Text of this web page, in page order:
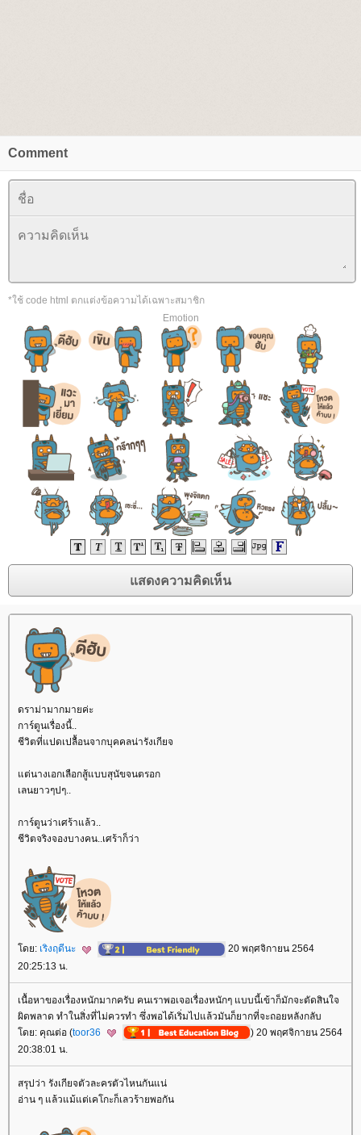
Comment
*ใช้ code html ตกแต่งข้อความได้เฉพาะสมาชิก
Emotion
ดราม่ามากมายค่ะ
การ์ตูนเรื่องนี้..
ชีวิตที่แปดเปลื้อนจากบุคคลน่ารังเกียจ
ต่นางเอกเลือกสู้แบบสุนัขจนตรอก
เลนยาวๆปๆ..
การ์ตูนว่าเศร้าแล้ว..
ชีวิตจริงจองบางคน..เศร้าก็ว่า
ดย: เริงฤดีนะ
20 พฤศจิกายน 2564
20:25:13 น.
เนื้อหาของเรื่องหนักมากครับ คนเราพอเจอเรื่องหนักๆ แบบนี้เข้าก็มักจะตัดสินใจ
ผิดพลาด ทำในสิ่งที่ไม่ควรทำ ซึ่งพอได้เริ่มไปแล้วมันก็ยากที่จะถอยหลังกลับ
ดย: คุณต่อ (toor36
) 20 พฤศจิกายน 2564
20:38:01 น.
สรุปว่า รังเกียจตัวละครตัวไหนกันแน่
อ่าน ๆ แล้วแม้แต่เคโกะก็เลวร้ายพอกัน